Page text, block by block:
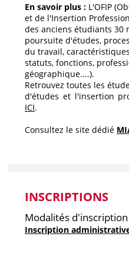
En savoir plus : L'OFIP
et de l'Insertion
des anciens étudiants 30
poursuite d'études,
du travail,
statuts, fonctions,
géographique....).
Retrouvez toutes les
d'études et l'insertion
ICI.
Consultez le site dédié
INSCRIPTIONS
Modalités d'inscription
Inscription